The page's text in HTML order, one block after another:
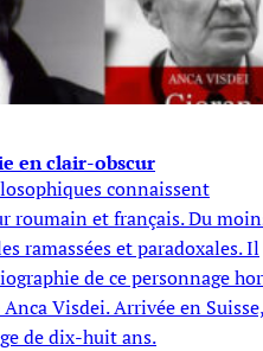
en clair-obscur
connaissent
roumain et français. Du
ramassées et paradoxales. Il
de ce personnage
Visdei. Arrivée en
de dix-huit ans.